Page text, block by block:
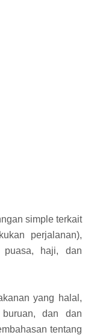
simple terkait
perjalanan),
puasa, haji, dan
yang halal,
dan dan
tentang